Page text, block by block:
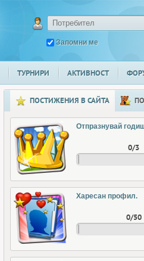
Запомни ме
ТУРНИРИ АКТИВНОСТ
ПОСТИЖЕНИЯ В САЙТА
Отпразнувай
0/3
Харесан профил.
0/50